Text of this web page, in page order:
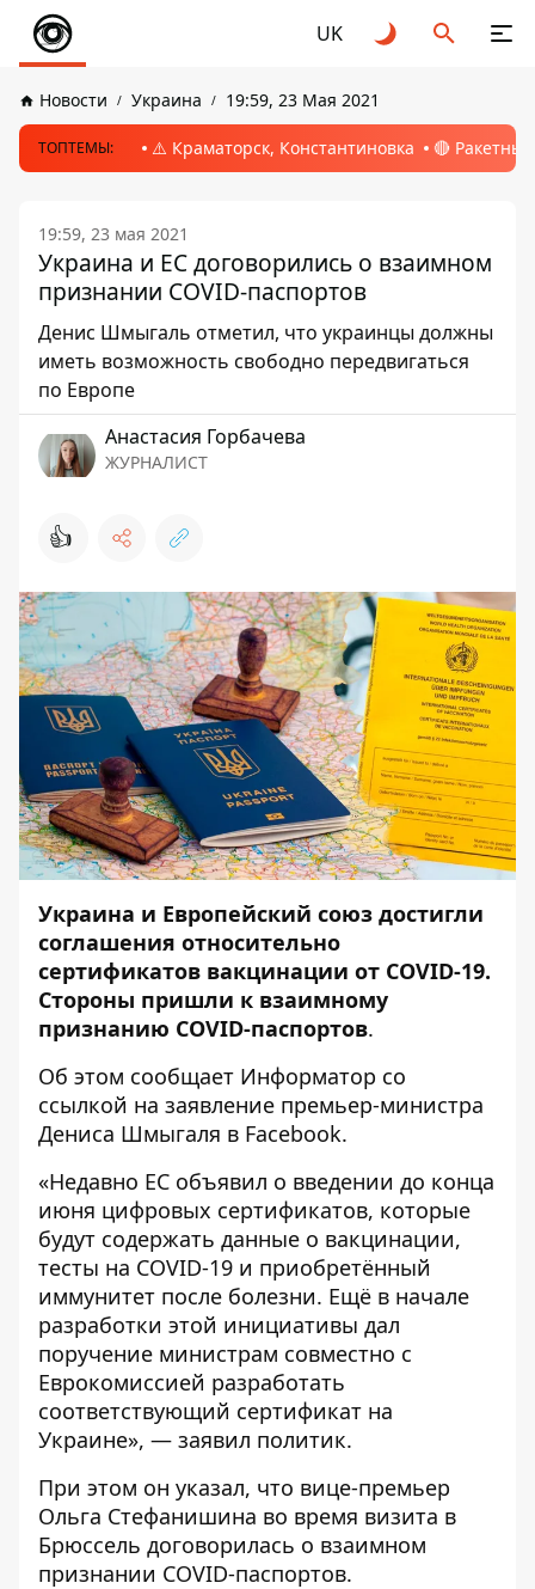
UK
Новости Украина 19:59, 23 Мая 2021
ТОПТЕМЫ: ⚠️ Краматорск, Константиновка 🔴
19:59, 23 мая 2021
Украина и ЕС договорились о взаимном
признании COVID-паспортов
Денис Шмыгаль отметил, что украинцы должны
иметь возможность свободно передвигаться
по Европе
Анастасия Горбачева
ЖУРНАЛИСТ
👍
Украина и Европейский союз достигли
соглашения относительно
сертификатов вакцинации от COVID-19.
Стороны пришли к взаимному
признанию COVID-паспортов.
Об этом сообщает Информатор со
ссылкой на заявление премьер-министра
Дениса Шмыгаля в Facebook.
«Недавно ЕС объявил о введении до конца
июня цифровых сертификатов, которые
будут содержать данные о вакцинации,
тесты на COVID-19 и приобретённый
иммунитет после болезни. Ещё в начале
разработки этой инициативы дал
поручение министрам совместно с
Еврокомиссией разработать
соответствующий сертификат на
Украине», — заявил политик.
При этом он указал, что вице-премьер
Ольга Стефанишина во время визита в
Брюссель договорилась о взаимном
признании COVID-паспортов.